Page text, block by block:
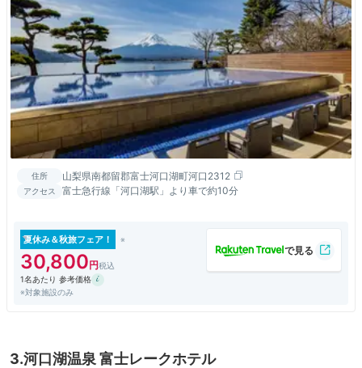
住所 山梨県南都留郡富士河口湖町河口2312
アクセス 富士急行線「河口湖駅」より車で約10分
夏休み＆秋旅フェア！
30,800
1名あたり 参考価格
※対象施設のみ
3.河口湖温泉 富士レークホテル